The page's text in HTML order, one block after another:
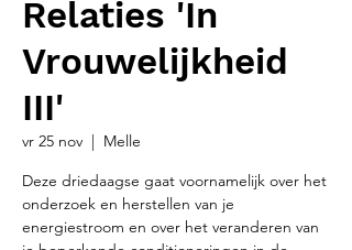
Relaties 'In
Vrouwelijkheid
III'
vr 25 nov
  |
Melle
Deze driedaagse gaat voornamelijk over het
onderzoek en herstellen van je
energiestroom en over het veranderen van